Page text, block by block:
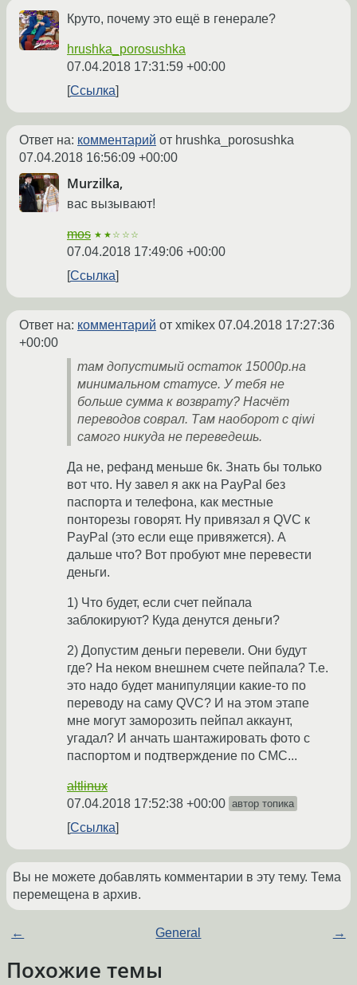
Круто, почему это ещё в генерале?
hrushka_porosushka
07.04.2018 17:31:59 +00:00
Ссылка
Ответ на: комментарий от hrushka_porosushka
07.04.2018 16:56:09 +00:00
Murzilka,
вас вызывают!
mos ★★☆☆☆
07.04.2018 17:49:06 +00:00
Ссылка
Ответ на: комментарий от xmikex 07.04.2018 17:27:36
+00:00
там допустимый остаток 15000р.на
минимальном статусе. У тебя не
больше сумма к возврату? Насчёт
переводов соврал. Там наоборот с qiwi
самого никуда не переведешь.
Да не, рефанд меньше 6к. Знать бы только
вот что. Ну завел я акк на PayPal без
паспорта и телефона, как местные
понторезы говорят. Ну привязал я QVC к
PayPal (это если еще привяжется). А
дальше что? Вот пробуют мне перевести
деньги.
1) Что будет, если счет пейпала
заблокируют? Куда денутся деньги?
2) Допустим деньги перевели. Они будут
где? На неком внешнем счете пейпала? Т.е.
это надо будет манипуляции какие-то по
переводу на саму QVC? И на этом этапе
мне могут заморозить пейпал аккаунт,
угадал? И анчать шантажировать фото с
паспортом и подтверждение по СМС...
altlinux
07.04.2018 17:52:38 +00:00 автор топика
Ссылка
Вы не можете добавлять комментарии в эту тему. Тема
перемещена в архив.
← General →
Похожие темы